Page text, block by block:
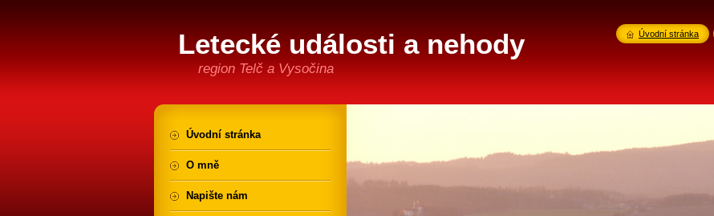
Letecké události a nehody
region Telč a Vysočina
Úvodní stránka
O mně
Napište nám
Úvodní stránka